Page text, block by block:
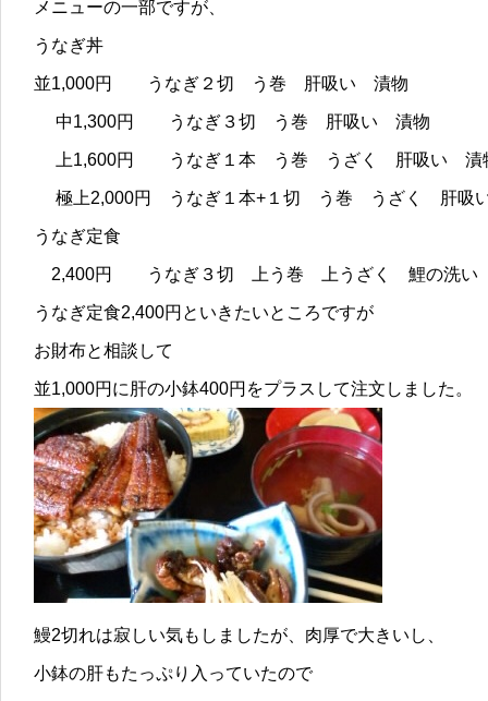
メニューの一部ですが、
うなぎ丼
並1,000円 うなぎ２切 う巻 肝吸い 漬物
中1,300円 うなぎ３切 う巻 肝吸い 漬物
上1,600円 うなぎ１本 う巻 うざく 肝吸い 漬
極上2,000円 うなぎ１本+１切 う巻 うざく 肝吸
うなぎ定食
2,400円 うなぎ３切 上う巻 上うざく 鯉の洗い
うなぎ定食2,400円といきたいところですが
お財布と相談して
並1,000円に肝の小鉢400円をプラスして注文しました。
鰻2切れは寂しい気もしましたが、肉厚で大きいし、
小鉢の肝もたっぷり入っていたので